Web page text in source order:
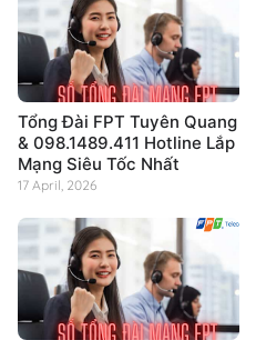
Tổng Đài FPT Tuyên Quang
& 098.1489.411 Hotline Lắp
Mạng Siêu Tốc Nhất
17 April, 2026